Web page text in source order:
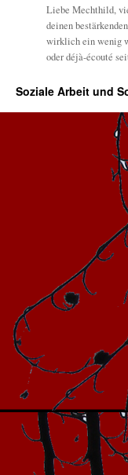
Liebe Mechthild,
deinen
wirklich ein wenig
oder déjà-écouté
Soziale Arbeit und